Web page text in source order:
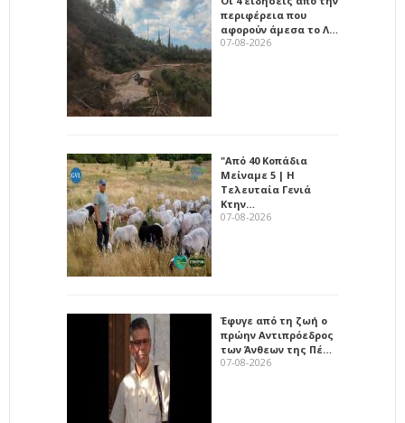
περιφέρεια που
αφορούν άμεσα το Λ…
07-08-2026
"Από 40 Κοπάδια
Μείναμε 5 | Η
Τελευταία Γενιά
Κτην…
07-08-2026
Έφυγε από τη ζωή ο
πρώην Αντιπρόεδρος
των Άνθεων της Πέ…
07-08-2026